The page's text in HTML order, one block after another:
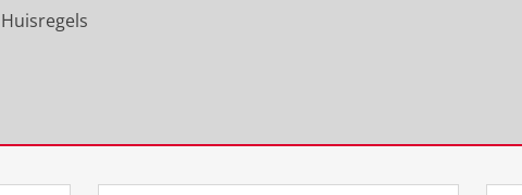
n
s
Huisregels